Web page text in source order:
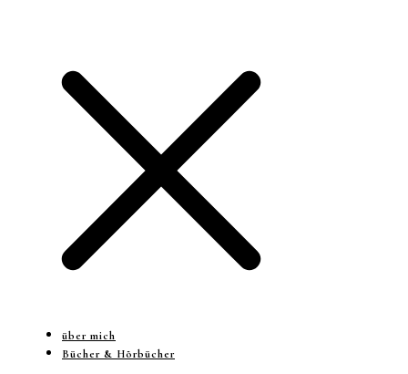
über mich
Bücher & Hörbücher